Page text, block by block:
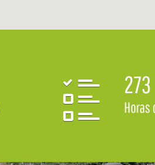
273
Horas